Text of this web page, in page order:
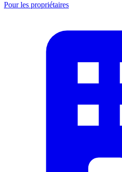
Pour les propriétaires